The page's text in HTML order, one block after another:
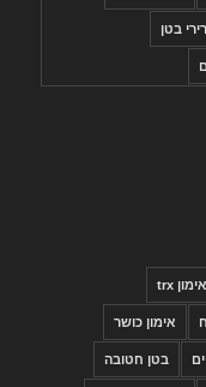
בטן
אימון trx
אימון כושר
בטן חטובה